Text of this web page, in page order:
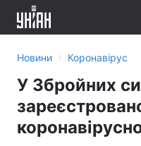
Новини › Коронавірус
У Збройних